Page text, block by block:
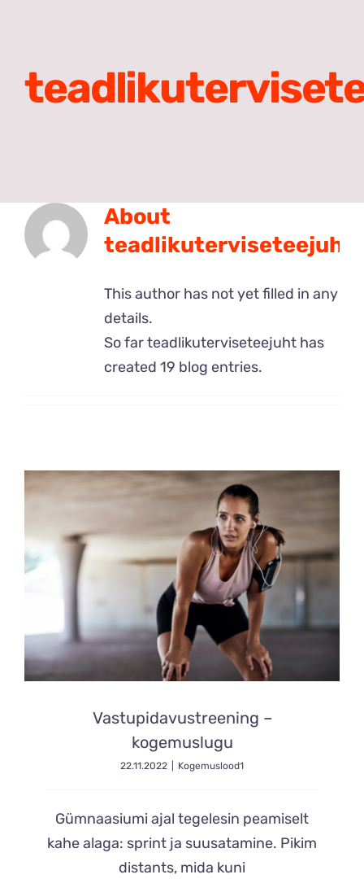
for:
About
teadlikuterviseteejuht
This author has not yet filled in any
details.
So far teadlikuterviseteejuht has
created 19 blog entries.
Vastupidavustreening –
kogemuslugu
22.11.2022 Kogemuslood1
Gümnaasiumi ajal tegelesin peamiselt
kahe alaga: sprint ja suusatamine. Pikim
distants, mida kuni